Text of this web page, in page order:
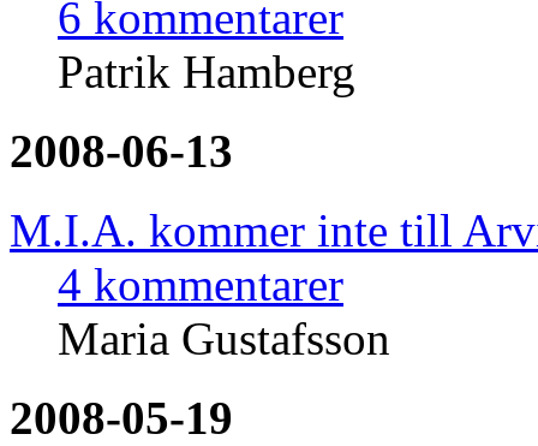
6 kommentarer
Patrik Hamberg
2008-06-13
M.I.A. kommer inte till
4 kommentarer
Maria Gustafsson
2008-05-19